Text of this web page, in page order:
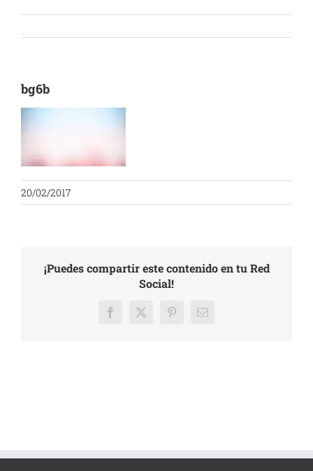
bg6b
20/02/2017
¡Puedes compartir este contenido en tu Red
Social!
Facebook
X PinterestEmail